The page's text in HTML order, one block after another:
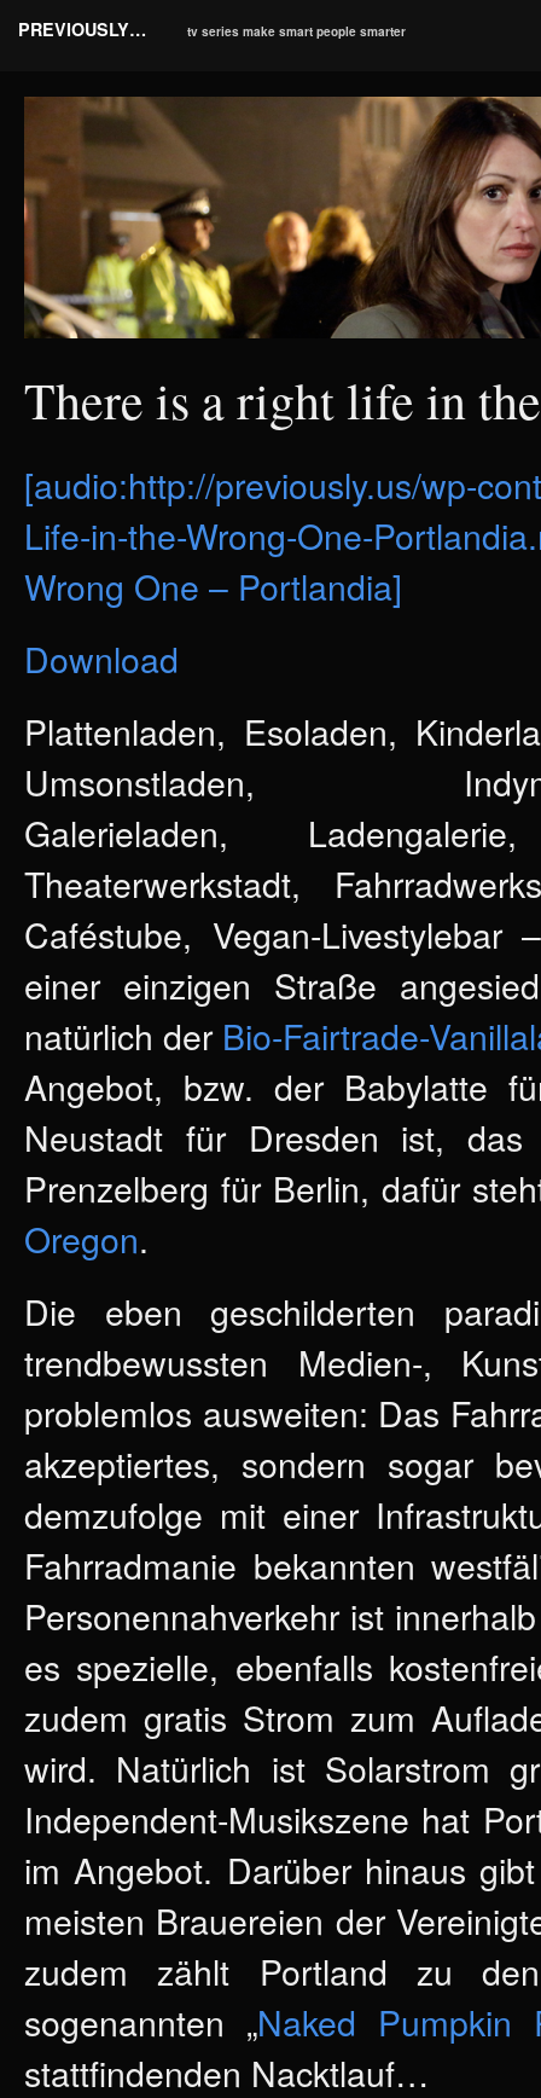
PREVIOUSLY… tv series make smart people smarter
There is a right life in
[audio:http://previously.us/wp-
Life-in-the-Wrong-One-
Wrong One – Portlandia]
Download
Plattenladen, Esoladen,
Umsonstladen,
Galerieladen,
Theaterwerkstadt,
Caféstube, Vegan-
einer einzigen Straße
natürlich der Bio-Fairtrade-
Angebot, bzw. der Babylatte
Neustadt für Dresden ist,
Prenzelberg für Berlin, dafür
Oregon.
Die eben geschilderten
trendbewussten Medien-,
problemlos ausweiten: Das
akzeptiertes, sondern sogar
demzufolge mit einer
Fahrradmanie bekannten
Personennahverkehr ist
es spezielle, ebenfalls
zudem gratis Strom zum
wird. Natürlich ist Solarstrom
Independent-Musikszene hat
im Angebot. Darüber hinaus
meisten Brauereien der
zudem zählt Portland zu
sogenannten „Naked Pumpkin
stattfindenden Nacktlauf…